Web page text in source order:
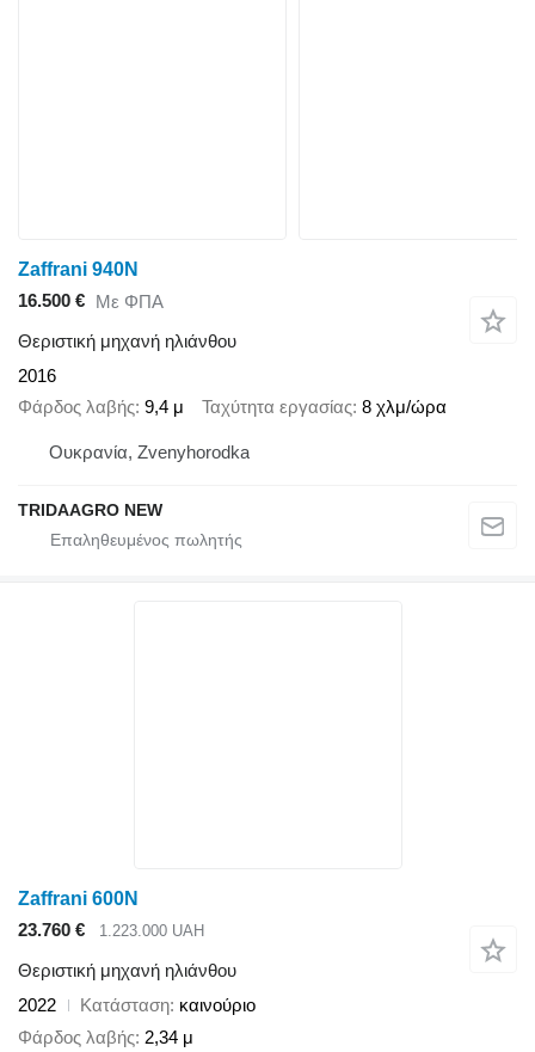
Zaffrani 940N
16.500 € Με ΦΠΑ
Θεριστική μηχανή ηλιάνθου
2016
Φάρδος λαβής 9,4 μ Ταχύτητα εργασίας 8 χλμ/ώρα
Ουκρανία, Zvenyhorodka
TRIDAAGRO NEW
Zaffrani 600N
23.760 €
1.223.000 UAH
Θεριστική μηχανή ηλιάνθου
2022
Κατάσταση καινούριο
Φάρδος λαβής 2,34 μ